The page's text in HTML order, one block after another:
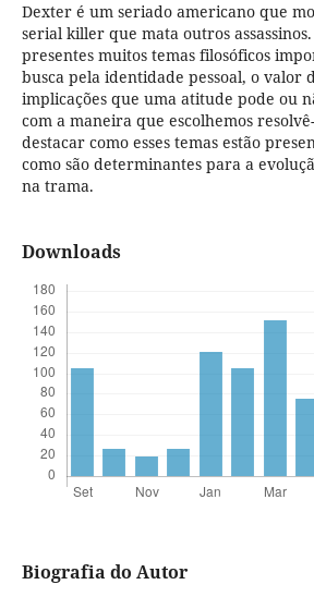
Dexter é um seriado americano que
serial killer que mata outros
presentes muitos temas filosóficos
busca pela identidade pessoal, o valor
implicações que uma atitude pode ou
com a maneira que escolhemos
destacar como esses temas estão
como são determinantes para a
na trama.
Downloads
Biografia do Autor